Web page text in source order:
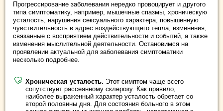
Прогрессирование заболевания нередко провоцирует и другого
типа симптоматику, например, мышечные спазмы, хроническую
усталость, нарушения сексуального характера, повышенную
чувствительность в адрес воздействующего тепла, изменения,
связанные с восприятием действительности и событий, а также
изменения мыслительной деятельности. Остановимся на
проявлении актуальной для заболевания симптоматики
несколько подробнее.
Хроническая усталость. Этот симптом чаще всего
сопутствует рассеянному склерозу. Как правило,
наиболее выраженный характер усталость обретает со
второй половины дня. Для состояния больного в этом